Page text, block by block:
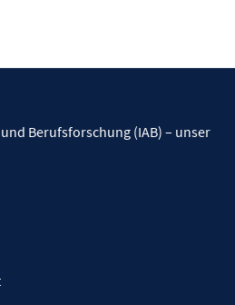
Berufsforschung (IAB) – unser